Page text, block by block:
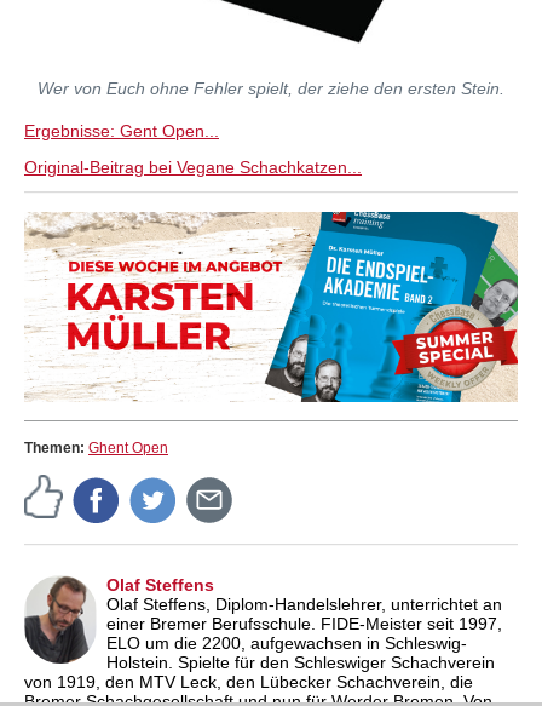
Wer von Euch ohne Fehler spielt, der ziehe den ersten Stein.
Ergebnisse: Gent Open...
Original-Beitrag bei Vegane Schachkatzen...
Themen: Ghent Open
Olaf Steffens
Olaf Steffens, Diplom-Handelslehrer, unterrichtet an
einer Bremer Berufsschule. FIDE-Meister seit 1997,
ELO um die 2200, aufgewachsen in Schleswig-
Holstein. Spielte für den Schleswiger Schachverein
von 1919, den MTV Leck, den Lübecker Schachverein, die
Bremer Schachgesellschaft und nun für Werder Bremen. Von